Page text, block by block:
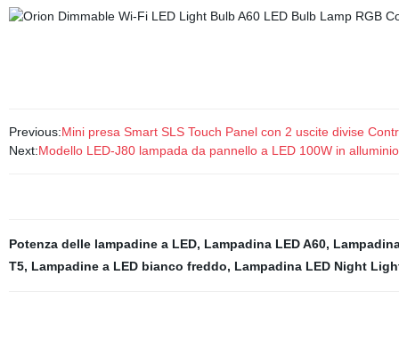
Previous:Mini presa Smart SLS Touch Panel con 2 uscite divise
Next:Modello LED-J80 lampada da pannello a LED 100W in
Potenza delle lampadine a LED, Lampadina LED A60,
T5, Lampadine a LED bianco freddo, Lampadina LED Night